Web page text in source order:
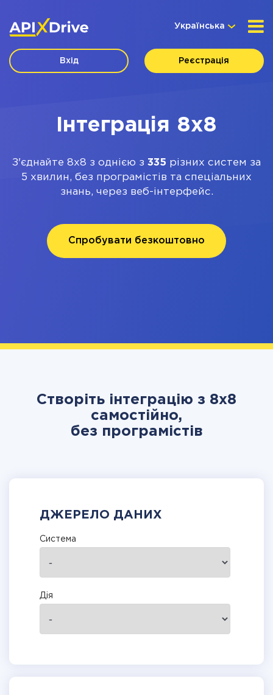
Українська
Вхід Реєстрація
Інтеграція 8x8
З'єднайте 8x8 з однією з 335 різних систем за
5 хвилин, без програмістів та спеціальних
знань, через веб-інтерфейс.
Спробувати безкоштовно
Створіть інтеграцію з 8x8
самостійно,
без програмістів
ДЖЕРЕЛО ДАНИХ
Система
Дія